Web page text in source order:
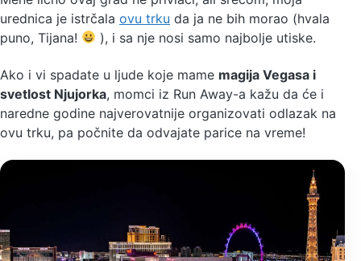
urednica je istrčala ovu trku da ja ne bih morao (hvala
puno, Tijana!
), i sa nje nosi samo najbolje utiske.
Ako i vi spadate u ljude koje mame magija Vegasa i
svetlost Njujorka, momci iz Run Away-a kažu da će i
naredne godine najverovatnije organizovati odlazak na
ovu trku, pa počnite da odvajate parice na vreme!